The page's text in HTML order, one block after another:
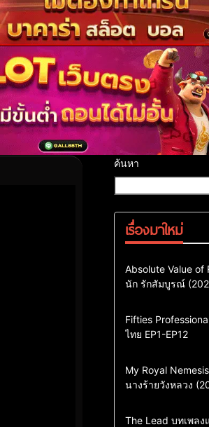
ค้นหา
เรื่องมาใหม่
Comedy Drama
ซีรี่ย์เกาหลีซับไทย
Absolute Value of
นัก รักสัมบูรณ์
Action & Adventure
Drama
ซีรี่ย์เกาหลี
Fifties
ไทย EP1-EP12
Comedy
Drama
Sci-Fi & Fantasy
My Royal
นางร้ายวังหลวง
Drama
ซีรี่ย์จีน
The Lead บทเพลง